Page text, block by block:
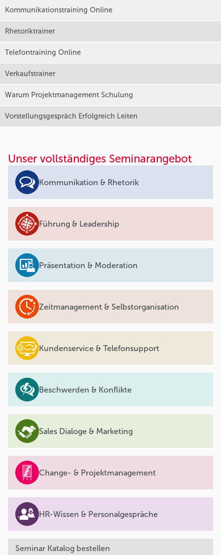
Kommunikationstraining Online
Rhetoriktrainer
Telefontraining Online
Verkaufstrainer
Warum Projektmanagement Schulung
Vorstellungsgespräch Erfolgreich Leiten
Unser vollständiges Seminarangebot
Kommunikation & Rhetorik
Führung & Leadership
Präsentation & Moderation
Zeitmanagement & Selbstorganisation
Kundenservice & Telefonsupport
Beschwerden & Konflikte
Sales Dialoge & Marketing
Change- & Projektmanagement
HR-Wissen & Personalgespräche
Seminar Katalog bestellen